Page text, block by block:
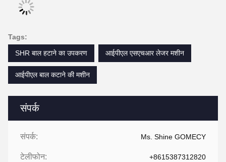
संपर्क
संपर्क: Ms. Shine GOMECY
टेलीफोन: +8615387312820
Tags:
SHR बाल हटाने का उपकरण
आईपीएल एसएचआर लेजर मशीन
आईपीएल बाल कटाने की मशीन